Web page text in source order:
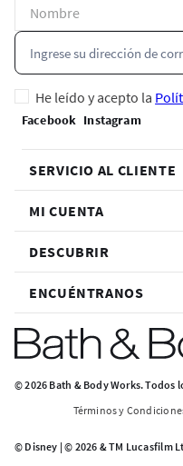
He leído y acepto la
SERVICIO AL CLIENTE
MI CUENTA
DESCUBRIR
ENCUÉNTRANOS
© 2026 Bath & Body Works. Todos
Términos y
© Disney | © 2026 & TM Lucasfilm